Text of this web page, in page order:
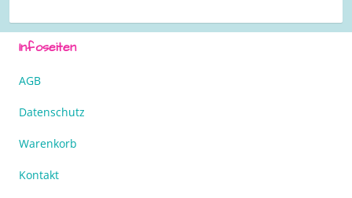
Infoseiten
AGB
Datenschutz
Warenkorb
Kontakt